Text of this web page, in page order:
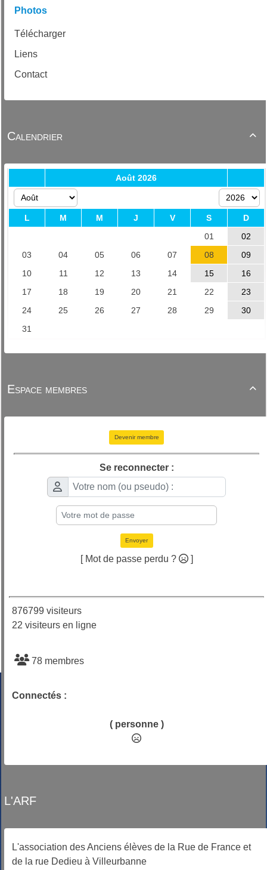
Photos
Télécharger
Liens
Contact

Calendrier

Espace membres
Devenir membre
Se reconnecter :
Envoyer
[ Mot de passe perdu ? ]
876799 visiteurs
22 visiteurs en ligne
78 membres
Connectés :
( personne )
L'ARF
L'association des Anciens élèves de la Rue de France et
de la rue Dedieu à Villeurbanne